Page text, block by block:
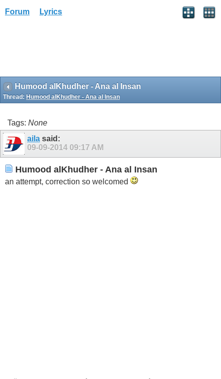
Forum Lyrics
Humood alKhudher - Ana al Insan
Thread: Humood alKhudher - Ana al Insan
Tags: None
aila said:
09-09-2014 09:17 AM
Humood alKhudher - Ana al Insan
an attempt, correction so welcomed